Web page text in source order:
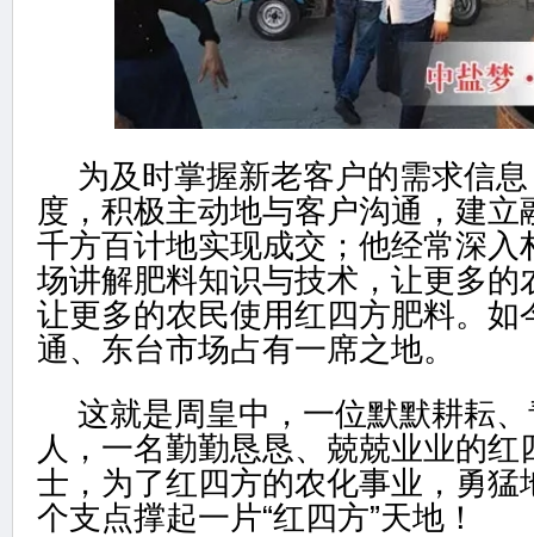
为及时掌握新老客户的需求信
度，积极主动地与客户沟通，建立
千方百计地实现成交；他经常深入
场讲解肥料知识与技术，让更多的
让更多的农民使用红四方肥料。如
通、东台市场占有一席之地。
这就是周皇中，一位默默耕耘
人，一名勤勤恳恳、兢兢业业的红
士，为了红四方的农化事业，勇猛
个支点撑起一片“红四方”天地！